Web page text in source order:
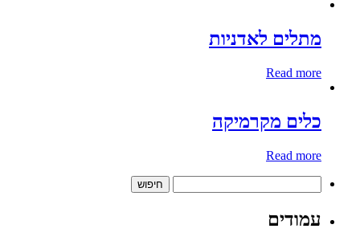
מתלים לאדניות
Read more
כלים מקרמיקה
Read more
עמודים